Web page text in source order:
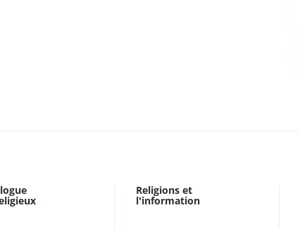
Religions et
l'information